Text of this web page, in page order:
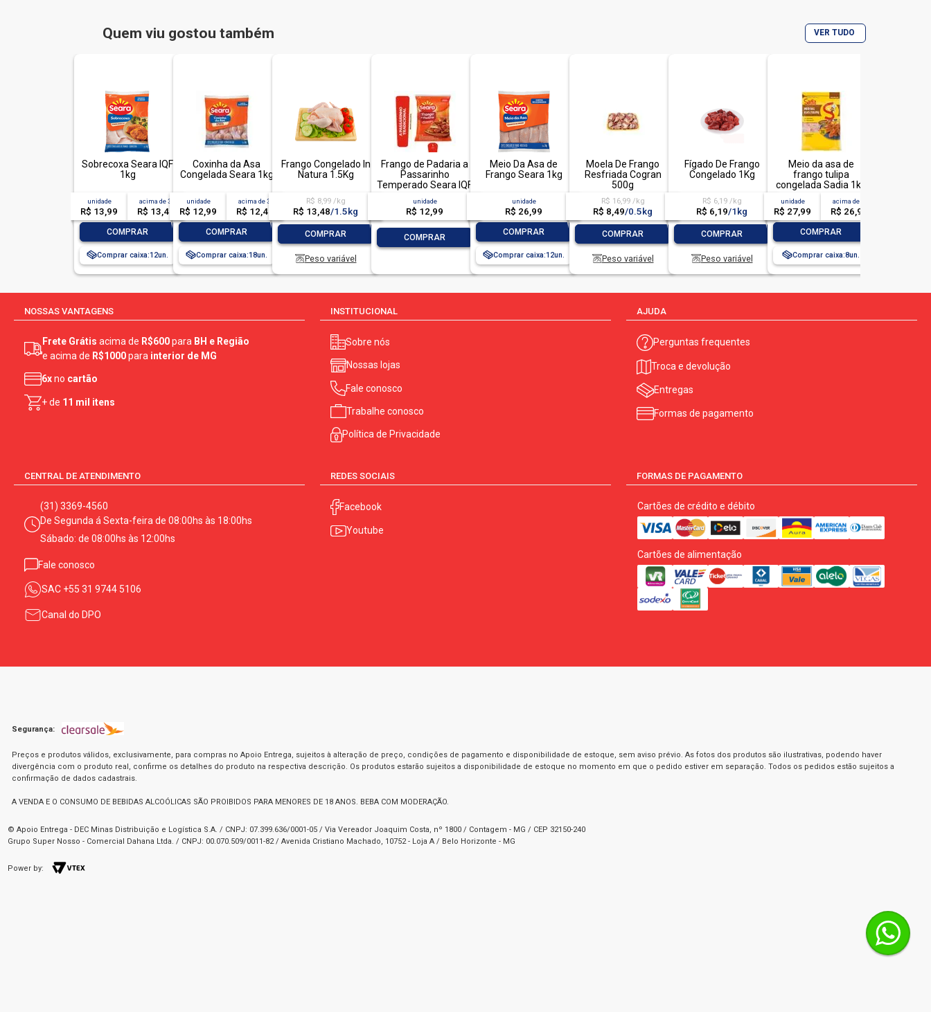
Quem viu gostou também VER TUDO
Sobrecoxa Seara IQF
1kg
unidade
R$ 13,99
acima de3
R$ 13,49
COMPRAR
Comprar caixa:12
Coxinha da Asa
Congelada Seara 1kg
unidade
R$ 12,99
acima de3
R$ 12,49
COMPRAR
Comprar caixa:18
Frango Congelado In
Natura 1.5Kg
R$ 8,99 /kg
R$ 13,48/1.5kg
COMPRAR
Peso variável
Frango de Padaria a
Passarinho
Temperado Seara IQF
unidade
R$ 12,99
COMPRAR
Meio Da Asa de
Frango Seara 1kg
unidade
R$ 26,99
COMPRAR
Comprar caixa:12
Moela De Frango
Resfriada Cogran
500g
R$ 16,99 /kg
R$ 8,49/0.5kg
COMPRAR
Peso variável
Fígado De Frango
Congelado 1Kg
R$ 6,19 /kg
R$ 6,19/1kg
COMPRAR
Peso variável
Meio da asa de
frango tulipa
congelada Sadia 1kg
unidade
R$ 27,99
acima de
R$ 26,99
COMPRAR
Comprar caixa:8
NOSSAS VANTAGENS
Frete Grátis acima de R$600para BH e Região
e acima de R$1000para interior de MG
6xno cartão
+ de 11 mil itens
INSTITUCIONAL
Sobre nós
Nossas lojas
Fale conosco
Trabalhe conosco
Política de Privacidade
AJUDA
Perguntas frequentes
Troca e devolução
Entregas
Formas de pagamento
CENTRAL DE ATENDIMENTO
(31) 3369-4560
De Segunda á Sexta-feira de 08:00hs às 18:00hs
Sábado: de 08:00hs às 12:00hs
Fale conosco
SAC +55 31 9744 5106
Canal do DPO
REDES SOCIAIS
Facebook
Youtube
FORMAS DE PAGAMENTO
Cartões de crédito e débito
Cartões de alimentação
Segurança:
Preços e produtos válidos, exclusivamente, para compras no Apoio Entrega, sujeitos à alteração de preço, condições de pagamento e disponibilidade de estoque, sem aviso prévio. As fotos dos produtos são ilustrativas, podendo haver
divergência com o produto real, confirme os detalhes do produto na respectiva descrição. Os produtos estarão sujeitos a disponibilidade de estoque no momento em que o pedido estiver em separação. Todos os pedidos estão sujeitos a
confirmação de dados cadastrais.
A VENDA E O CONSUMO DE BEBIDAS ALCOÓLICAS SÃO PROIBIDOS PARA MENORES DE 18 ANOS. BEBA COM MODERAÇÃO.
© Apoio Entrega - DEC Minas Distribuição e Logística S.A. / CNPJ: 07.399.636/0001-05 / Via Vereador Joaquim Costa, nº 1800 / Contagem - MG / CEP 32150-240
Grupo Super Nosso - Comercial Dahana Ltda. / CNPJ: 00.070.509/0011-82 / Avenida Cristiano Machado, 10752 - Loja A / Belo Horizonte - MG
Power by: